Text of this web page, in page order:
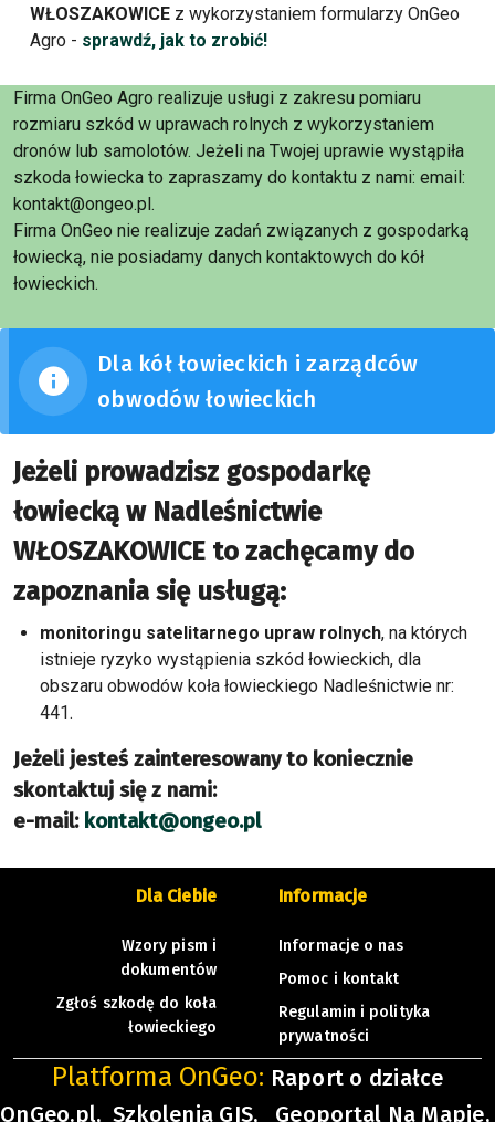
WŁOSZAKOWICEz wykorzystaniem formularzy OnGeo
Agro - sprawdź, jak to zrobić!
Firma OnGeo Agro realizuje usługi z zakresu pomiaru
rozmiaru szkód w uprawach rolnych z wykorzystaniem
dronów lub samolotów. Jeżeli na Twojej uprawie wystąpiła
szkoda łowiecka to zapraszamy do kontaktu z nami: email:
kontakt@ongeo.pl.
Firma OnGeo nie realizuje zadań związanych z gospodarką
łowiecką, nie posiadamy danych kontaktowych do kół
łowieckich.
Dla kół łowieckich i zarządców
obwodów łowieckich
Jeżeli prowadzisz gospodarkę
łowiecką w Nadleśnictwie
WŁOSZAKOWICE to zachęcamy do
zapoznania się usługą:
monitoringu satelitarnego upraw rolnych, na których
istnieje ryzyko wystąpienia szkód łowieckich, dla
obszaru obwodów koła łowieckiego Nadleśnictwie nr:
441.
Jeżeli jesteś zainteresowany to koniecznie
skontaktuj się z nami:
e-mail: kontakt@ongeo.pl
Dla Ciebie
Wzory pism i
dokumentów
Zgłoś szkodę do koła
łowieckiego
Informacje
Informacje o nas
Pomoc i kontakt
Regulamin i polityka
prywatności
Platforma OnGeo: Raport o działce
OnGeo.pl, Szkolenia GIS, Geoportal Na Mapie,